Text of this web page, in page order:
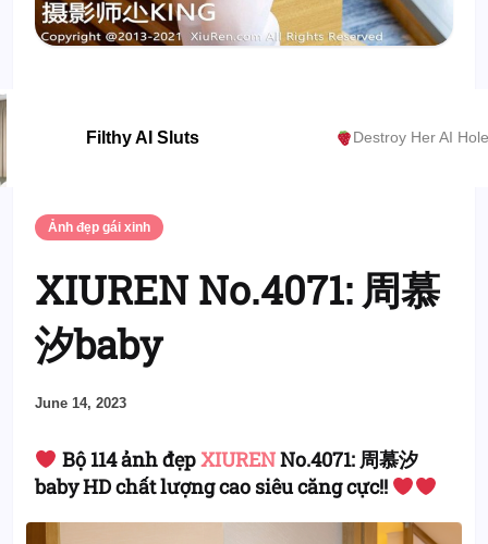
Filthy AI Sluts Destroy Her AI
Ảnh đẹp gái xinh
XIUREN No.4071: 周慕
汐baby
June 14, 2023
Bộ 114 ảnh đẹpXIURENNo.4071: 周慕汐
baby HD chất lượng cao siêu căng cực!!